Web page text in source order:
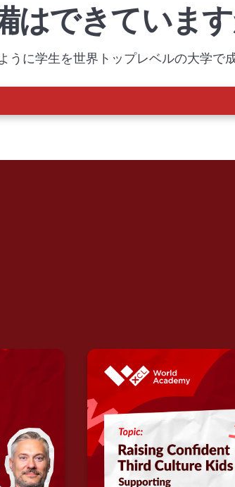
はできていま
に学生を世界トップレベルの大学で